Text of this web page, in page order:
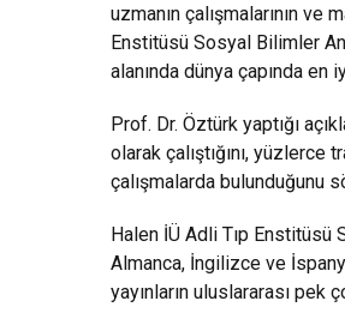
uzmanın çalışmalarının
Enstitüsü Sosyal Bilimler
alanında dünya çapında
Prof. Dr. Öztürk yaptığı
olarak çalıştığını,
çalışmalarda bulunduğunu
Halen İÜ Adli Tıp Enstitüsü
Almanca, İngilizce ve
yayınların uluslararası